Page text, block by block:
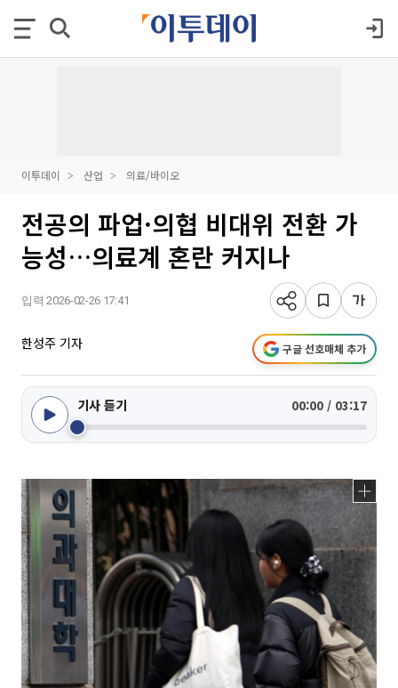
이투데이 산업 의료/바이오
전공의 파업·의협 비대위 전환 가
능성…의료계 혼란 커지나
입력 2026-02-26 17:41
한성주 기자 구글 선호매체 추가
기사 듣기 00:00 / 03:17